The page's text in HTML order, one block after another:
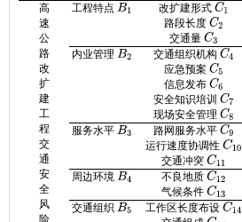
高
速
公
路
改
扩
建
工
程
交
通
安
全
风
险
工程特点 B1 改扩建形式 C1
路段长度 C2
交通量 C3
内业管理 B2 交通组织机构 C4
应急预案 C5
信息发布 C6
安全知识培训 C7
现场安全管理 C8
服务水平 B3 路网服务水平 C9
运行速度协调性 C10
交通冲突 C11
周边环境 B4 不良地质 C12
气候条件 C13
交通组织 B5 工作区长度布设 C14